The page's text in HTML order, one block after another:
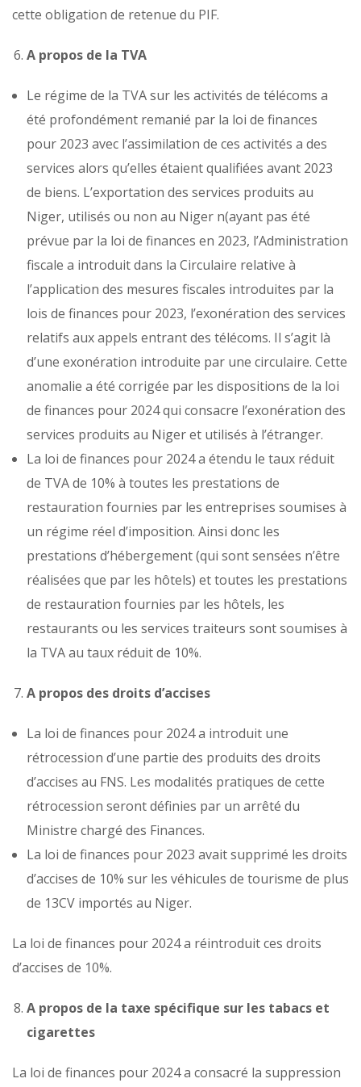
cette obligation de retenue du PIF.
A propos de la TVA
Le régime de la TVA sur les activités de télécoms a
été profondément remanié par la loi de finances
pour 2023 avec l’assimilation de ces activités a des
services alors qu’elles étaient qualifiées avant 2023
de biens. L’exportation des services produits au
Niger, utilisés ou non au Niger n(ayant pas été
prévue par la loi de finances en 2023, l’Administration
fiscale a introduit dans la Circulaire relative à
l’application des mesures fiscales introduites par la
lois de finances pour 2023, l’exonération des services
relatifs aux appels entrant des télécoms. Il s’agit là
d’une exonération introduite par une circulaire. Cette
anomalie a été corrigée par les dispositions de la loi
de finances pour 2024 qui consacre l’exonération des
services produits au Niger et utilisés à l’étranger.
La loi de finances pour 2024 a étendu le taux réduit
de TVA de 10% à toutes les prestations de
restauration fournies par les entreprises soumises à
un régime réel d’imposition. Ainsi donc les
prestations d’hébergement (qui sont sensées n’être
réalisées que par les hôtels) et toutes les prestations
de restauration fournies par les hôtels, les
restaurants ou les services traiteurs sont soumises à
la TVA au taux réduit de 10%.
A propos des droits d’accises
La loi de finances pour 2024 a introduit une
rétrocession d’une partie des produits des droits
d’accises au FNS. Les modalités pratiques de cette
rétrocession seront définies par un arrêté du
Ministre chargé des Finances.
La loi de finances pour 2023 avait supprimé les droits
d’accises de 10% sur les véhicules de tourisme de plus
de 13CV importés au Niger.
La loi de finances pour 2024 a réintroduit ces droits
d’accises de 10%.
A propos de la taxe spécifique sur les tabacs et
cigarettes
La loi de finances pour 2024 a consacré la suppression